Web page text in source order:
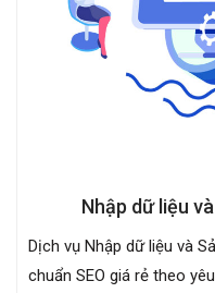
Nhập dữ liệu
Dịch vụ Nhập dữ liệu và
chuẩn SEO giá rẻ theo